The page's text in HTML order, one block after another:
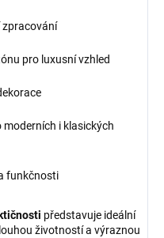
zpracování
pro luxusní vzhled
i klasických
funkčnosti
představuje ideální
životností a výraznou